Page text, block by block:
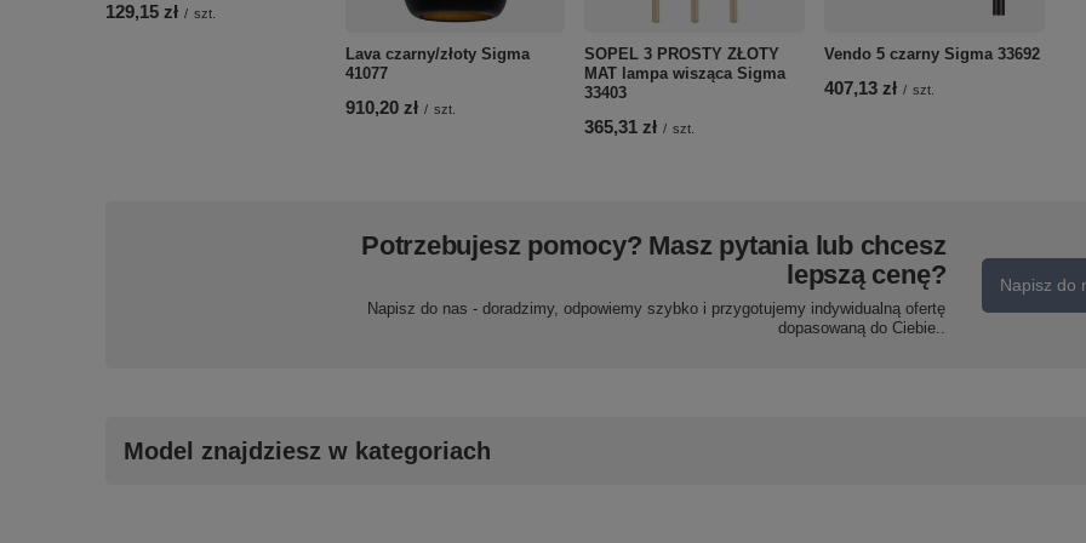
129,15 zł / szt.
Lava czarny/złoty Sigma
41077
910,20 zł / szt.
SOPEL 3 PROSTY ZŁOTY
MAT lampa wisząca Sigma
33403
365,31 zł / szt.
Vendo 5 czarny Sigma 33692
407,13 zł / szt.
Potrzebujesz pomocy? Masz pytania lub chcesz
lepszą cenę?
Napisz do nas - doradzimy, odpowiemy szybko i przygotujemy indywidualną ofertę
dopasowaną do Ciebie..
Napisz do
Model znajdziesz w kategoriach